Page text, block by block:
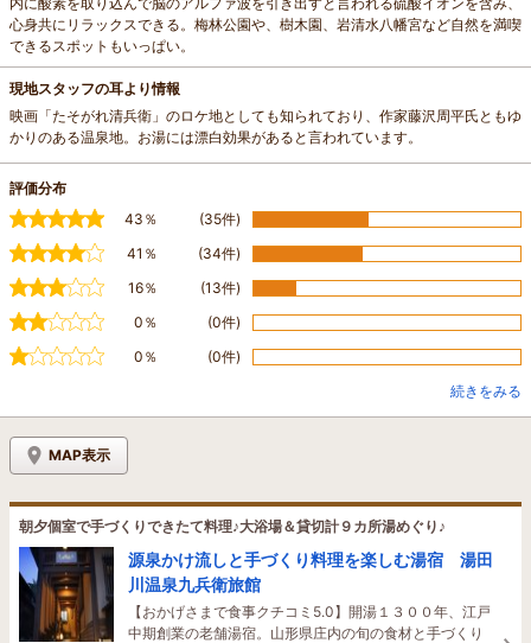
心身共にリラックスできる。梅林公園や、樹木園、岩清水八幡宮など自然を満喫
できるスポットもいっぱい。
現地スタッフの耳より情報
映画「たそがれ清兵衛」のロケ地としても知られており、作家藤沢周平氏ともゆ
かりのある温泉地。お湯には漂白効果があると言われています。
評価分布
43％
(35件)
41％
(34件)
16％
(13件)
0％
(0件)
0％
(0件)
続きをみる
MAP表示
朝夕個室で手づくりできたて料理♪大浴場＆貸切計９カ所湯めぐり♪
源泉かけ流しと手づくり料理を楽しむ湯宿 湯田
川温泉九兵衛旅館
【おかげさまで食事クチコミ5.0】開湯１３００年、江戸
中期創業の老舗湯宿。山形県庄内の旬の食材と手づくり